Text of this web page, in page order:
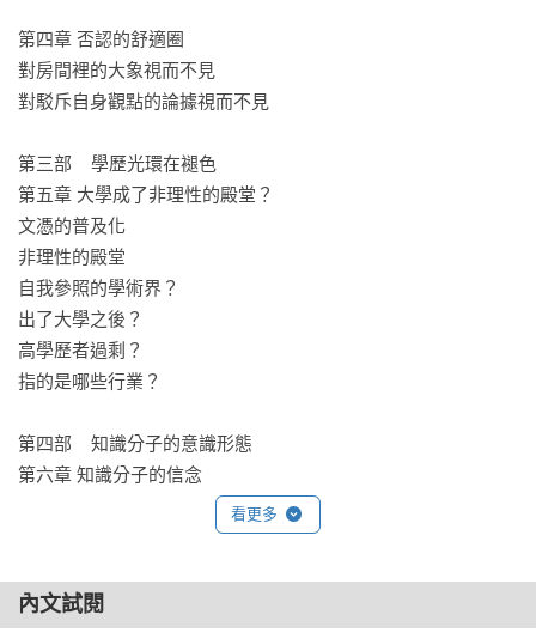
不是說所有知識分子都會出錯。只是當議題高度政治化、道德
化時，知識分子也同樣會被群體共識、身分投資與話語時尚帶
一般人更有能力把偏見包裝成真理、把荒謬包裝成進步、把破
壞包裝成解放。就此而言，本書也是一部有關現代社會如何形
成錯誤常識的書。
——蔡至哲／國立政治大學華人宗教研究中心研究學者
第四章 否認的舒適圈
對房間裡的大象視而不見
對駁斥自身觀點的論據視而不見
第三部    學歷光環在褪色
第五章 大學成了非理性的殿堂？
文憑的普及化
非理性的殿堂
自我參照的學術界？
出了大學之後？
高學歷者過剩？
指的是哪些行業？
第四部    知識分子的意識形態
第六章 知識分子的信念
輕蔑普通人？
理解的必要
看更多
內文試閱